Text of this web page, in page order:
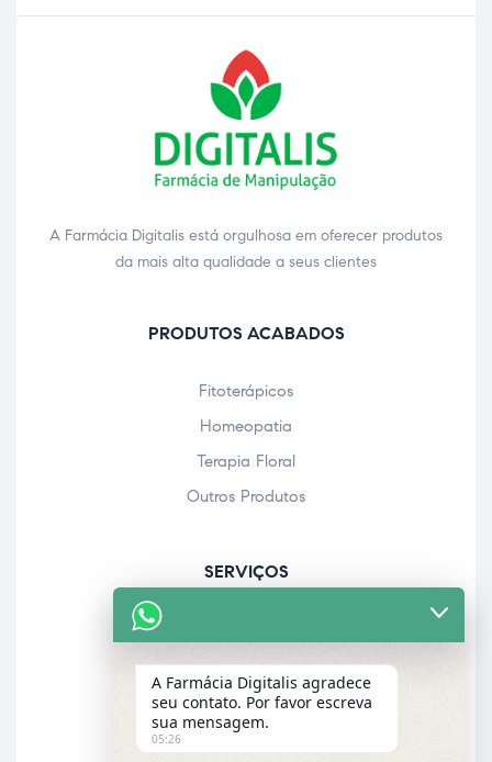
A Farmácia Digitalis está orgulhosa em oferecer produtos
da mais alta qualidade a seus clientes
PRODUTOS ACABADOS
Fitoterápicos
Homeopatia
Terapia Floral
Outros Produtos
SERVIÇOS
Acolhimento farmacêutico
Assistência personalizada
Check-up
Entrega a domicílio
A Farmácia Digitalis agradece
seu contato. Por favor escreva
sua mensagem.
05:26